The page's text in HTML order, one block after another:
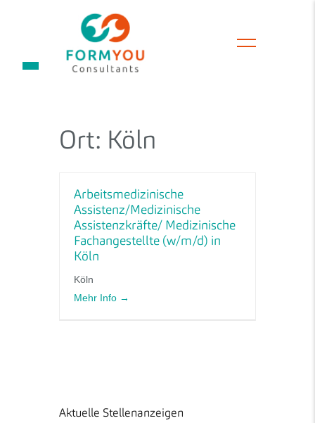
Ort: Köln
Arbeitsmedizinische
Assistenz/Medizinische
Assistenzkräfte/ Medizinische
Fachangestellte (w/m/d) in
Köln
Köln
Mehr Info
Aktuelle Stellenanzeigen